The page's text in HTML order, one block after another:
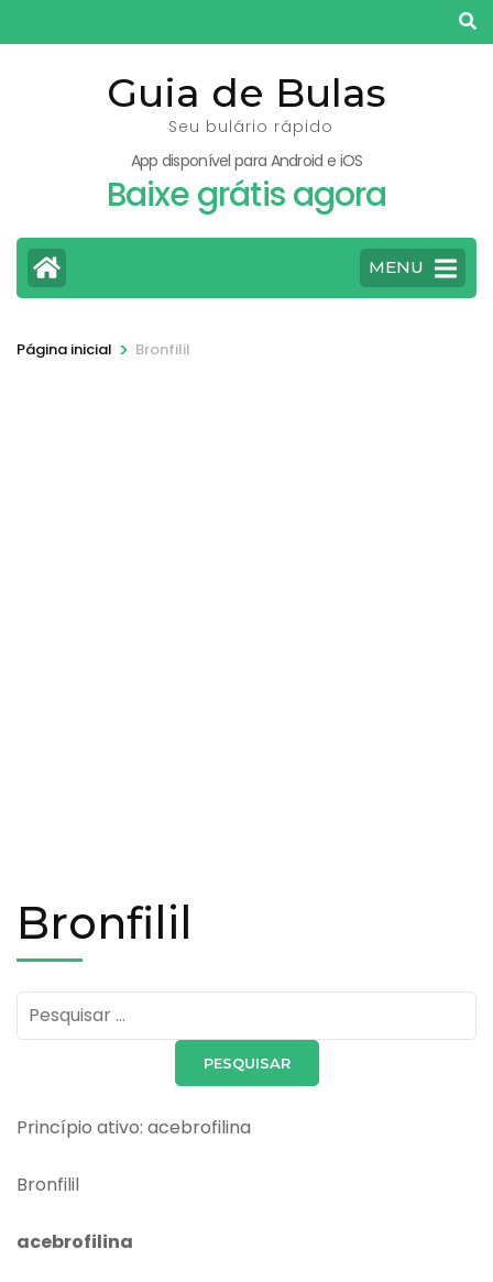
para
Guia de Bulas
Seu bulário rápido
App disponível para Android e iOS
Baixe grátis agora
MENU
Página inicial > Bronfilil
Bronfilil
Pesquisar
por:
Princípio ativo: acebrofilina
Bronfilil
acebrofilina